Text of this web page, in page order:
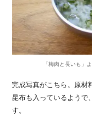
「梅肉と長いも」
完成写真がこちら。原材
昆布も入っているようで
す。